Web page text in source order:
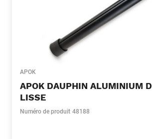
APOK
APOK DAUPHIN ALUMINIUM
LISSE
Numéro de produit 48188